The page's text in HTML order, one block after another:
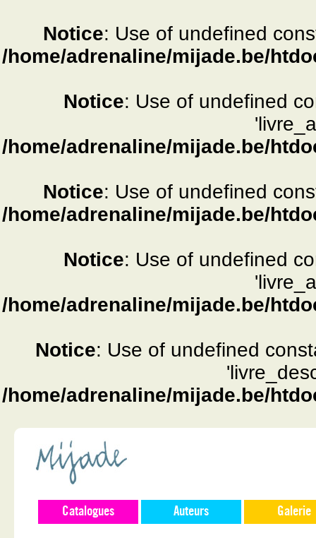
Notice: Use of undefined
/home/adrenaline/mijade.be/
Notice: Use of undefined
/home/adrenaline/mijade.be/
Notice: Use of undefined
/home/adrenaline/mijade.be/
Notice: Use of undefined
/home/adrenaline/mijade.be/
Notice: Use of undefined
/home/adrenaline/mijade.be/
Catalogues Auteurs Galerie